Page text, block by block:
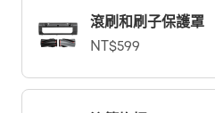
滾刷和刷子保護罩
NT$599